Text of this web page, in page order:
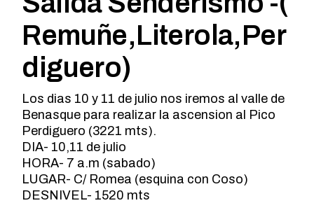
Remuñe,Literola,Per
diguero)
Los dias 10 y 11 de julio nos iremos al valle de
Benasque para realizar la ascension al Pico
Perdiguero (3221 mts).
DIA- 10,11 de julio
HORA- 7 a.m (sabado)
LUGAR- C/ Romea (esquina con Coso)
DESNIVEL- 1520 mts